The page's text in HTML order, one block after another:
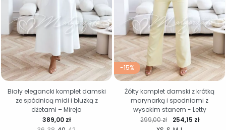
Cena
389,00 zł
Biały elegancki komplet damski
ze spódnicą midi i bluzką z
dżetami – Mireja
-15%
Cena regularna
299,00 zł Cena
254,15 zł
Żółty komplet damski z krótką
marynarką i spodniami z
wysokim stanem - Letty